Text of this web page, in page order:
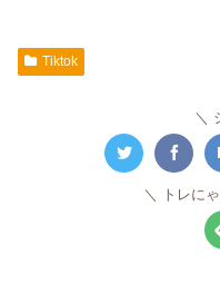
Tiktok
トレに